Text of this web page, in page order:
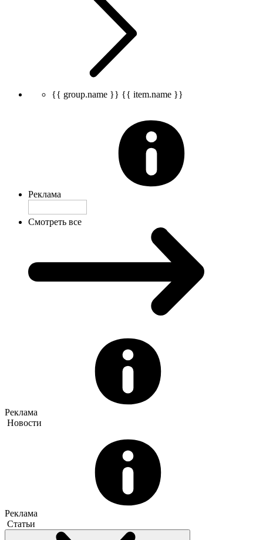
{{ group.name }} {{ item.name }}
Реклама
Смотреть все
Реклама
Новости
Реклама
Статьи